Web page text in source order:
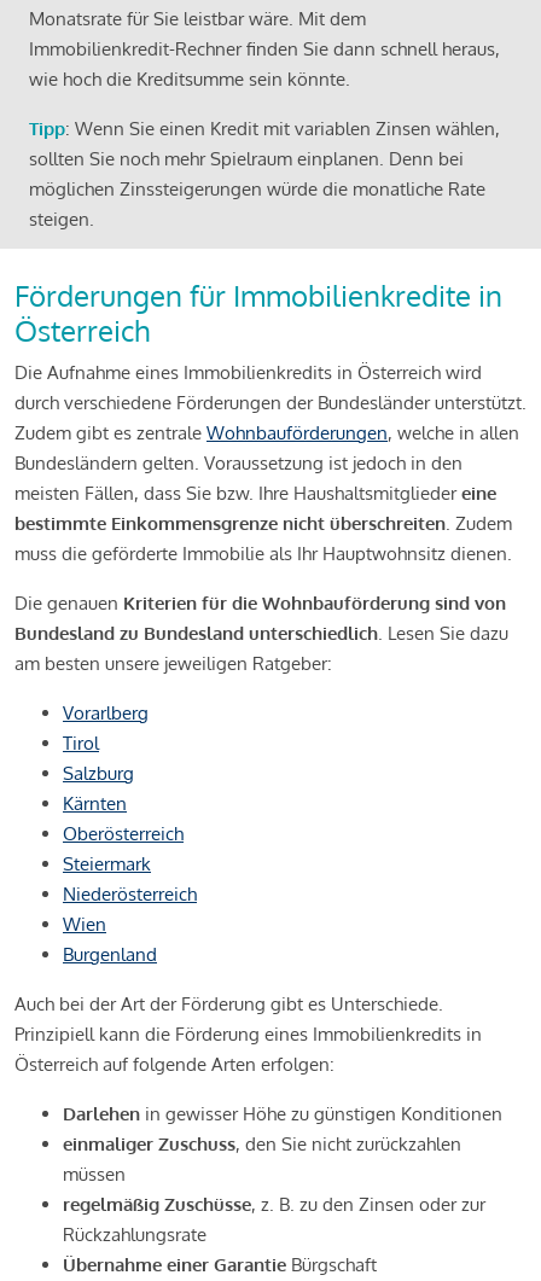
Monatsrate für Sie leistbar wäre. Mit dem
Immobilienkredit-Rechner finden Sie dann schnell heraus,
wie hoch die Kreditsumme sein könnte.
Tipp: Wenn Sie einen Kredit mit variablen Zinsen wählen,
sollten Sie noch mehr Spielraum einplanen. Denn bei
möglichen Zinssteigerungen würde die monatliche Rate
steigen.
Förderungen für Immobilienkredite in
Österreich
Die Aufnahme eines Immobilienkredits in Österreich wird
durch verschiedene Förderungen der Bundesländer unterstützt.
Zudem gibt es zentrale Wohnbauförderungen, welche in allen
Bundesländern gelten. Voraussetzung ist jedoch in den
meisten Fällen, dass Sie bzw. Ihre Haushaltsmitgliedereine
bestimmte Einkommensgrenze nicht überschreiten. Zudem
muss die geförderte Immobilie als Ihr Hauptwohnsitz dienen.
Die genauen Kriterien für die Wohnbauförderung sind von
Bundesland zu Bundesland unterschiedlich. Lesen Sie dazu
am besten unsere jeweiligen Ratgeber:
Vorarlberg
Tirol
Salzburg
Kärnten
Oberösterreich
Steiermark
Niederösterreich
Wien
Burgenland
Auch bei der Art der Förderung gibt es Unterschiede.
Prinzipiell kann die Förderung eines Immobilienkredits in
Österreich auf folgende Arten erfolgen:
Darlehen in gewisser Höhe zu günstigen Konditionen
einmaliger Zuschuss, den Sie nicht zurückzahlen
müssen
regelmäßig Zuschüsse, z. B. zu den Zinsen oder zur
Rückzahlungsrate
Übernahme einer Garantie Bürgschaft